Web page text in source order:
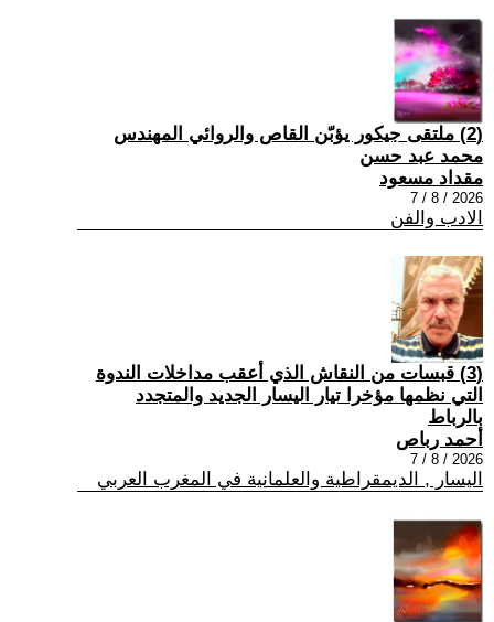
(2) ملتقى جيكور يؤبّن القاص والروائي المهندس
محمد عبد حسن
مقداد مسعود
2026 / 8 / 7
الادب والفن
(3) قبسات من النقاش الذي أعقب مداخلات الندوة
التي نظمها مؤخرا تيار اليسار الجديد والمتجدد
بالرباط
أحمد رباص
2026 / 8 / 7
اليسار , الديمقراطية والعلمانية في المغرب العربي